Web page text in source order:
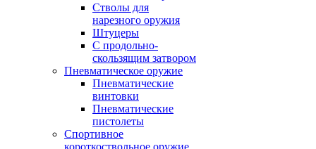
Стволы для
нарезного оружия
Штуцеры
С продольно-
скользящим затвором
Пневматическое оружие
Пневматические
винтовки
Пневматические
пистолеты
Спортивное
короткоствольное оружие